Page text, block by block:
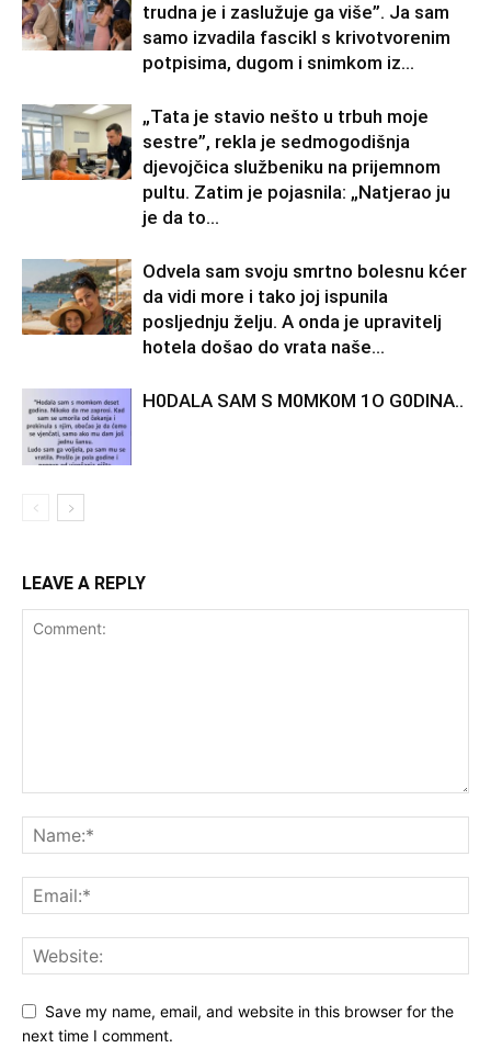
trudna je i zaslužuje ga više”. Ja sam
samo izvadila fascikl s krivotvorenim
potpisima, dugom i snimkom iz...
„Tata je stavio nešto u trbuh moje
sestre”, rekla je sedmogodišnja
djevojčica službeniku na prijemnom
pultu. Zatim je pojasnila: „Natjerao ju
je da to...
Odvela sam svoju smrtno bolesnu kćer
da vidi more i tako joj ispunila
posljednju želju. A onda je upravitelj
hotela došao do vrata naše...
H0DALA SAM S M0MK0M 1O G0DINA..
LEAVE A REPLY
Save my name, email, and website in this browser for the
next time I comment.